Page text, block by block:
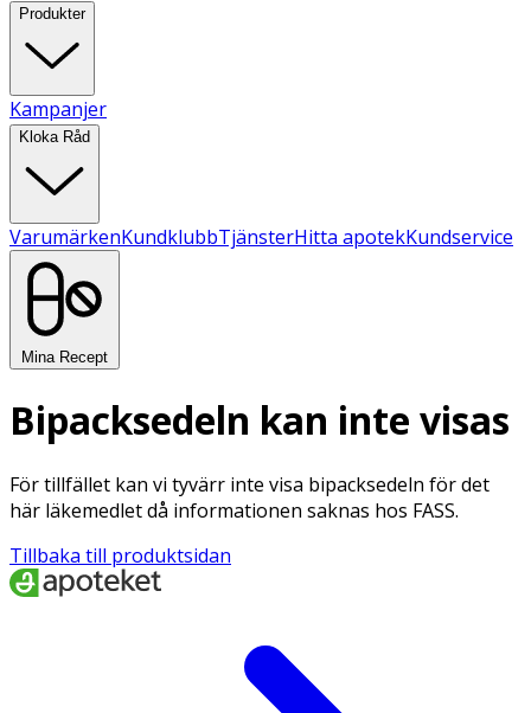
Produkter
Kampanjer
Kloka Råd
VarumärkenKundklubbTjänsterHitta apotekKundservice
Mina Recept
Bipacksedeln kan inte visas
För tillfället kan vi tyvärr inte visa bipacksedeln för det
här läkemedlet då informationen saknas hos FASS.
Tillbaka till produktsidan